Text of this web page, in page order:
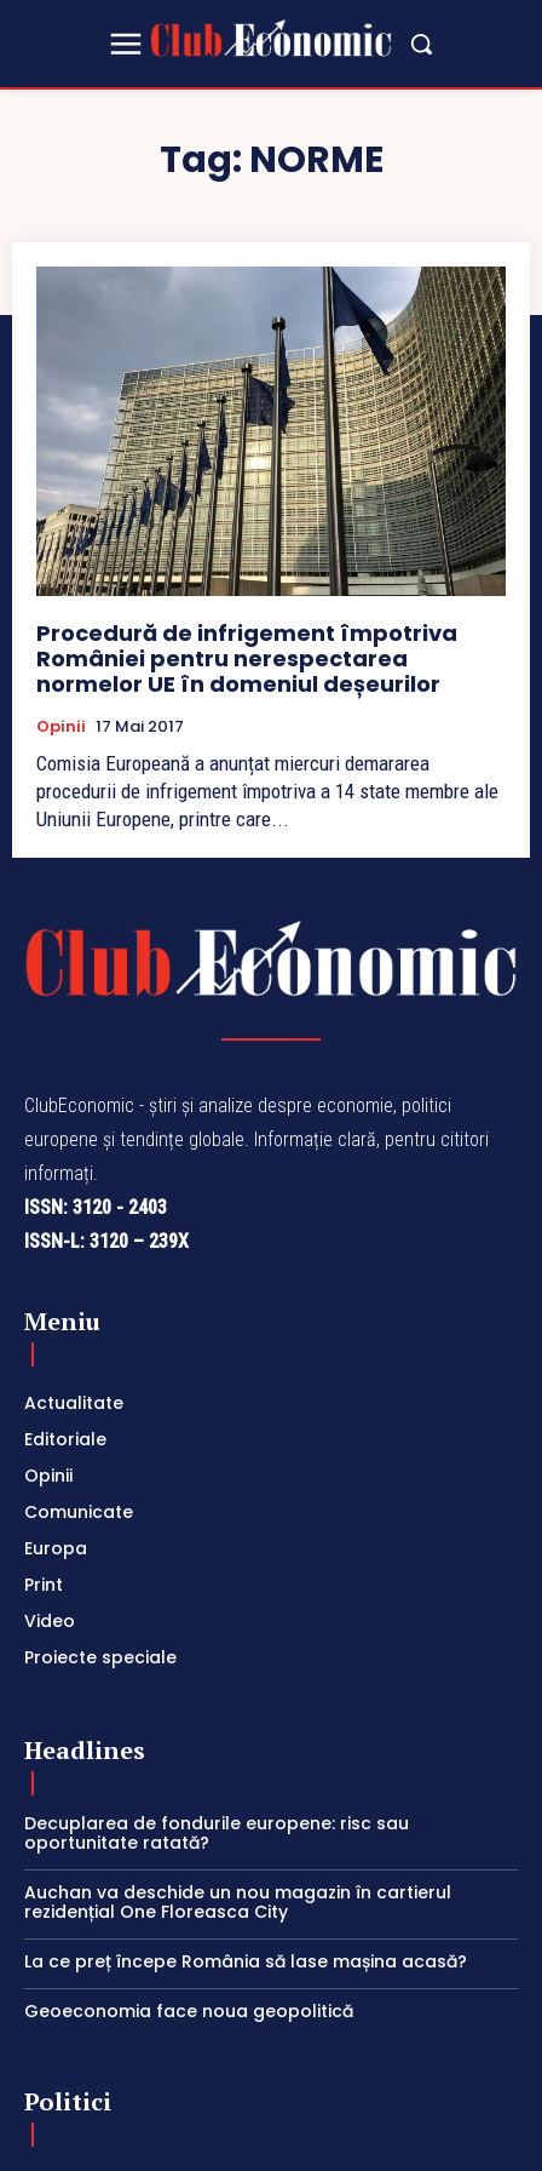
Tag: NORME
Procedură de infrigement împotriva
României pentru nerespectarea
normelor UE în domeniul deșeurilor
Opinii 17 Mai 2017
Comisia Europeană a anunțat miercuri demararea
procedurii de infrigement împotriva a 14 state membre ale
Uniunii Europene, printre care...
ClubEconomic - știri și analize despre economie, politici
europene și tendințe globale. Informație clară, pentru cititori
informați.
ISSN: 3120 - 2403
ISSN-L: 3120 – 239X
Meniu
Actualitate
Editoriale
Opinii
Comunicate
Europa
Print
Video
Proiecte speciale
Headlines
Decuplarea de fondurile europene: risc sau
oportunitate ratată?
Auchan va deschide un nou magazin în cartierul
rezidențial One Floreasca City
La ce preț începe România să lase mașina acasă?
Geoeconomia face noua geopolitică
Politici